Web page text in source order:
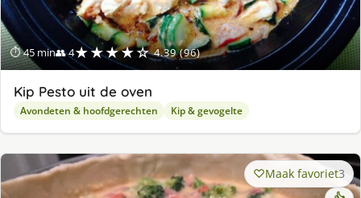
⏱ 45 min👥 4★★★★☆ 4.39 (96)
Kip Pesto uit de oven
Avondeten & hoofdgerechten Kip & gevogelte
Maak favoriet3